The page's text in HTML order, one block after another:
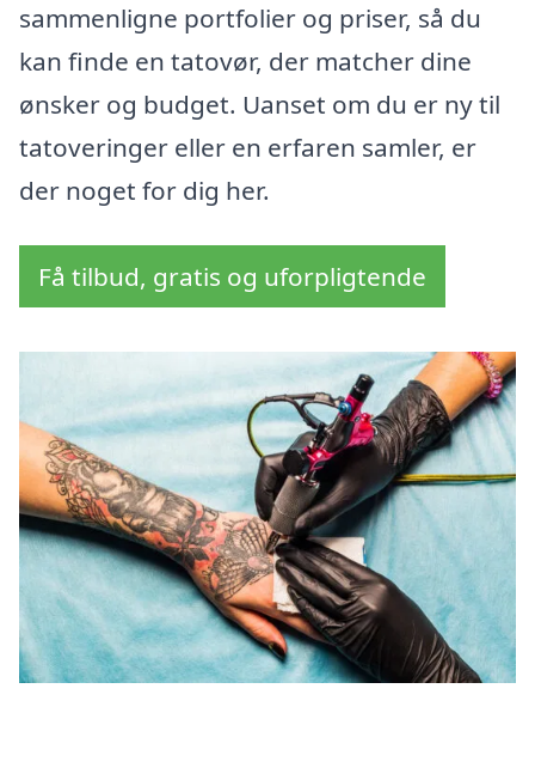
sammenligne portfolier og priser, så du
kan finde en tatovør, der matcher dine
ønsker og budget. Uanset om du er ny til
tatoveringer eller en erfaren samler, er
der noget for dig her.
Få tilbud, gratis og uforpligtende